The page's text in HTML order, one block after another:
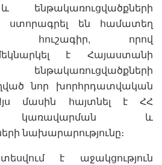
ստորագրել են համատեղ
հուշագիր, որով
է Հայաստանի
նոր խորհրդատվական
Այս մասին հայտնել է ՀՀ
կառավարման և
նախարարությունը։
է աջակցություն